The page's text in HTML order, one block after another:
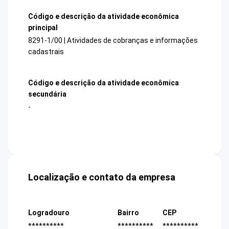
Código e descrição da atividade econômica
principal
8291-1/00 | Atividades de cobranças e informações
cadastrais
Código e descrição da atividade econômica
secundária
-
Localização e contato da empresa
Logradouro
**********
Bairro
**********
CEP
**********